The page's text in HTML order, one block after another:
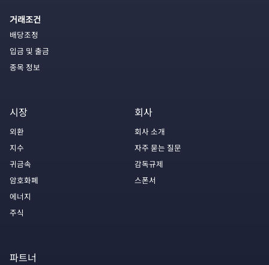
거래조건
배당조정
입금 및 출금
종목 정보
시장
외환
지수
귀금속
암호화폐
에너지
주식
회사
회사 소개
자주 묻는 질문
감독규제
스폰서
파트너